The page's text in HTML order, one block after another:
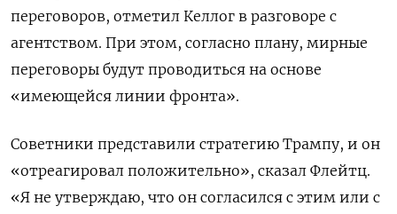
переговоров, отметил Келлог в разговоре с
агентством. При этом, согласно плану, мирные
переговоры будут проводиться на основе
«имеющейся линии фронта».
Советники представили стратегию Трампу, и он
«отреагировал положительно», сказал Флейтц.
«Я не утверждаю, что он согласился с этим или с